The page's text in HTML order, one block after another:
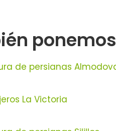
de persianas
La Victoria